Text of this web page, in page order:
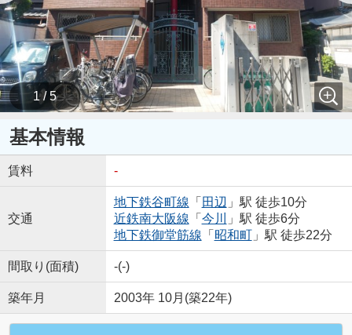
1 / 5
基本情報
賃料 -
交通
地下鉄谷町線 「 田辺 」駅 徒歩10分
近鉄南大阪線 「 今川
」駅 徒歩6分
地下鉄御堂筋線 「 昭和町」駅 徒歩22分
間取り(面積) -(-)
築年月 2003年 10月(築22年)